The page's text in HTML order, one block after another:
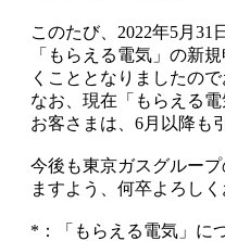
このたび、2022年5月31
「もらえる電気」の新
くこととなりましたので
なお、現在「もらえる
お客さまは、6月以降も
今後も東京ガスグルー
ますよう、何卒よろし
*：「もらえる電気」に